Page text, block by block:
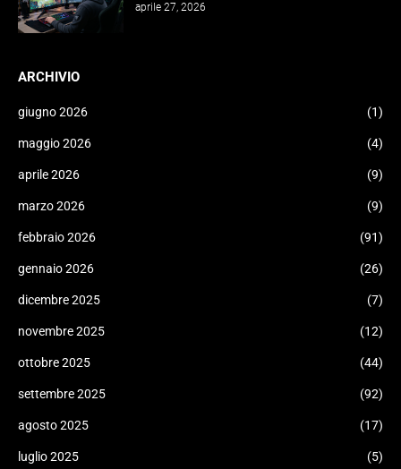
aprile 27, 2026
ARCHIVIO
giugno 2026 (1)
maggio 2026 (4)
aprile 2026 (9)
marzo 2026 (9)
febbraio 2026 (91)
gennaio 2026 (26)
dicembre 2025 (7)
novembre 2025 (12)
ottobre 2025 (44)
settembre 2025 (92)
agosto 2025 (17)
luglio 2025 (5)